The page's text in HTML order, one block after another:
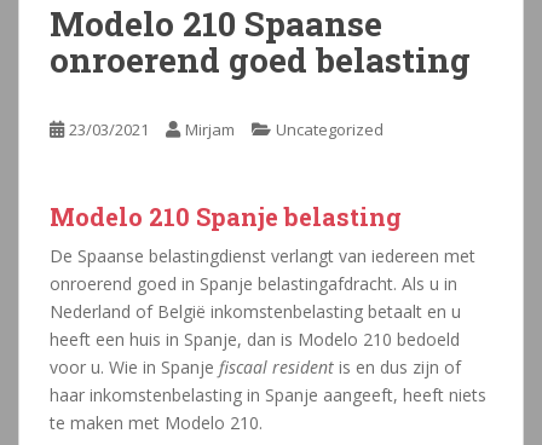
Modelo 210 Spaanse
onroerend goed belasting
23/03/2021 Mirjam Uncategorized
Modelo 210 Spanje belasting
De Spaanse belastingdienst verlangt van iedereen met
onroerend goed in Spanje belastingafdracht. Als u in
Nederland of België inkomstenbelasting betaalt en u
heeft een huis in Spanje, dan is Modelo 210 bedoeld
voor u. Wie in Spanje fiscaal resident is en dus zijn of
haar inkomstenbelasting in Spanje aangeeft, heeft niets
te maken met Modelo 210.